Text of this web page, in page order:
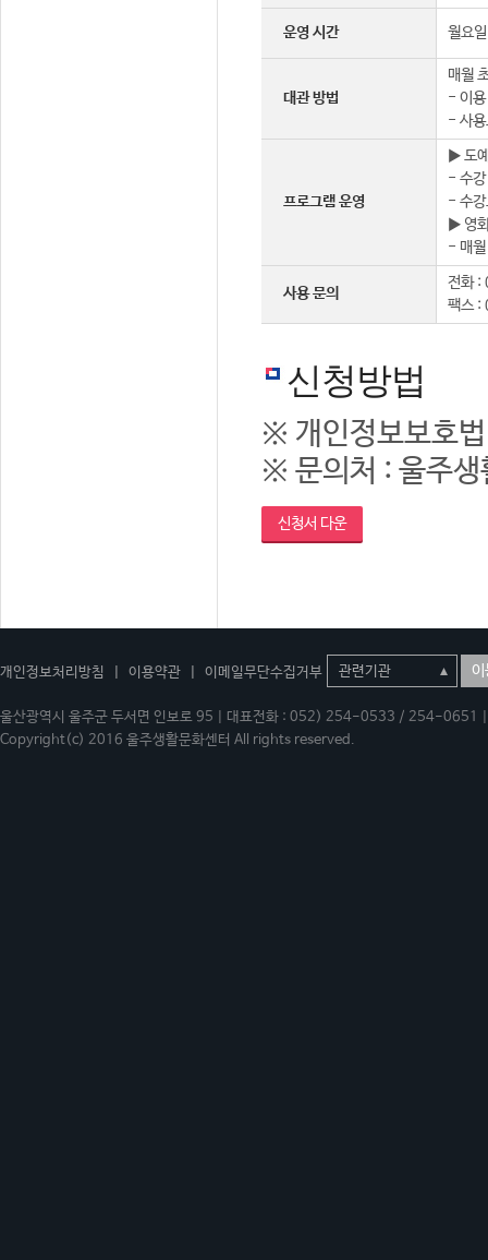
운영 시간 월요
대관 방법
매월
- 이용
- 사용
프로그램 운영
▶ 도
- 수강
- 수강
▶ 영
- 매월
사용 문의
전화
팩스
신청방법
※ 개인정보보호
※ 문의처 : 울주
신청서 다운
개인정보처리방침 이용약관 이메일무단수집거부 이
울산광역시 울주군 두서면 인보로 95 | 대표전화 : 052) 254-0533 / 254-
Copyright(c) 2016 울주생활문화센터 All rights reserved.